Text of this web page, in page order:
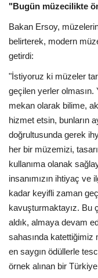
Sizlerden Gelenler
Yorumlar
Video Tanıtım
Köşe Yazarları
Galeri
"Bugün müzecilikte
Bakan Ersoy,
belirterek, modern
getirdi:
"İstiyoruz ki müzeler
geçilen yerler
mekan olarak bilime,
hizmet etsin, bunların
doğrultusunda gerek
her bir müzemizi,
kullanıma olanak
insanımızın ihtiyaç
kadar keyifli zaman
kavuşturmaktayız. Bu
aldık, almaya devam
sahasında katettiğimiz
en saygın ödüllerle
örnek alınan bir